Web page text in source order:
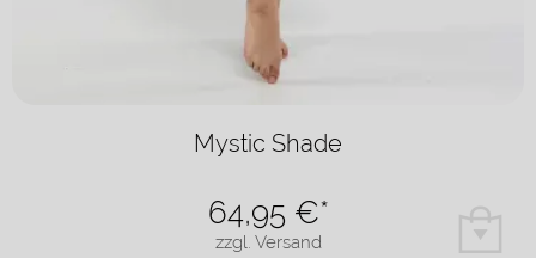
Mystic Shade
zzgl. Versand
64,95 €*